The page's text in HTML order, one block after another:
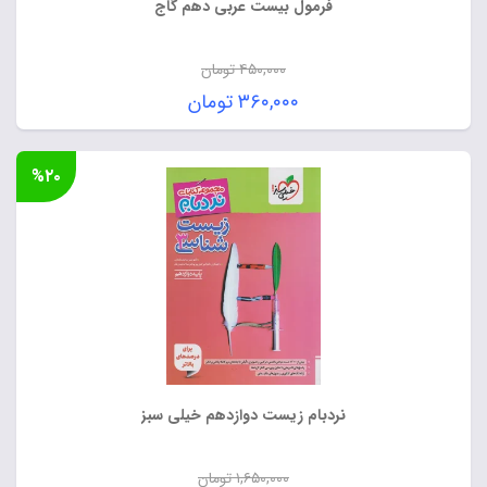
فرمول بیست عربی دهم گاج
۴۵۰,۰۰۰تومان
قیمت
اصلی:
۴۵۰,۰۰۰ تومان
بود.
۳۶۰,۰۰۰تومان
قیمت
فعلی:
۳۶۰,۰۰۰ تومان.
نردبام زیست دوازدهم خیلی سبز
۱,۶۵۰,۰۰۰تومان
%۲۰